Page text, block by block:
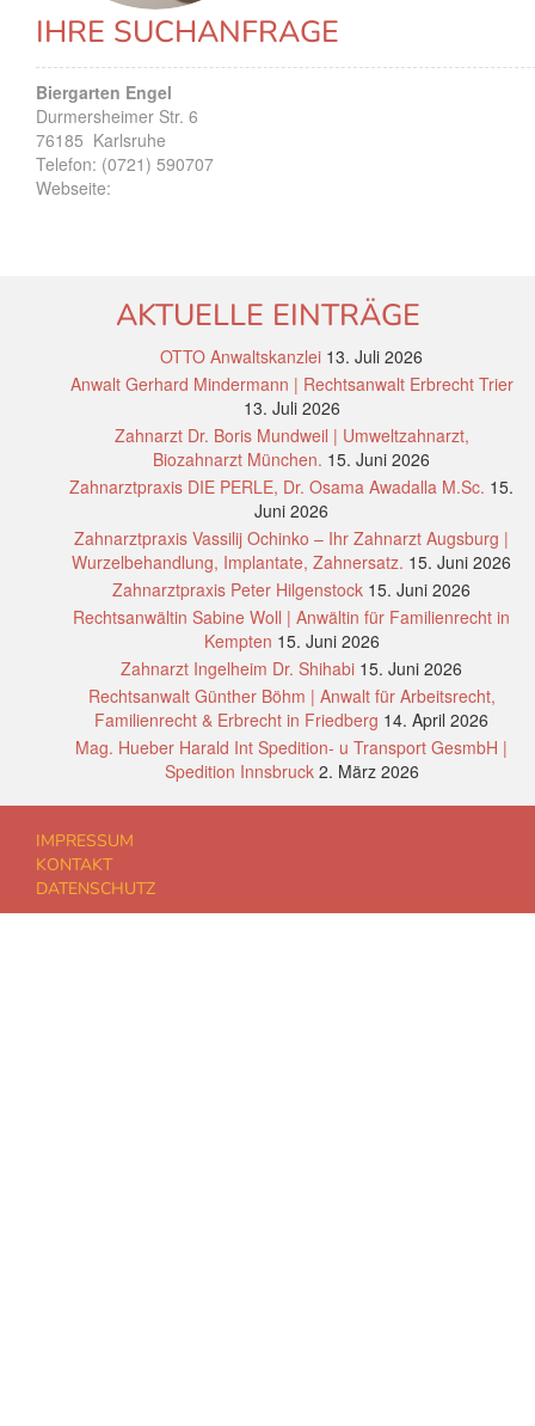
IHRE SUCHANFRAGE
Biergarten Engel
Durmersheimer Str. 6
76185 Karlsruhe
Telefon: (0721) 590707
Webseite:
AKTUELLE EINTRÄGE
OTTO Anwaltskanzlei 13. Juli 2026
Anwalt Gerhard Mindermann | Rechtsanwalt Erbrecht Trier
13. Juli 2026
Zahnarzt Dr. Boris Mundweil | Umweltzahnarzt,
Biozahnarzt München. 15. Juni 2026
Zahnarztpraxis DIE PERLE, Dr. Osama Awadalla M.Sc. 15.
Juni 2026
Zahnarztpraxis Vassilij Ochinko – Ihr Zahnarzt Augsburg |
Wurzelbehandlung, Implantate, Zahnersatz. 15. Juni 2026
Zahnarztpraxis Peter Hilgenstock 15. Juni 2026
Rechtsanwältin Sabine Woll | Anwältin für Familienrecht in
Kempten 15. Juni 2026
Zahnarzt Ingelheim Dr. Shihabi 15. Juni 2026
Rechtsanwalt Günther Böhm | Anwalt für Arbeitsrecht,
Familienrecht & Erbrecht in Friedberg 14. April 2026
Mag. Hueber Harald Int Spedition- u Transport GesmbH |
Spedition Innsbruck 2. März 2026
IMPRESSUM
KONTAKT
DATENSCHUTZ